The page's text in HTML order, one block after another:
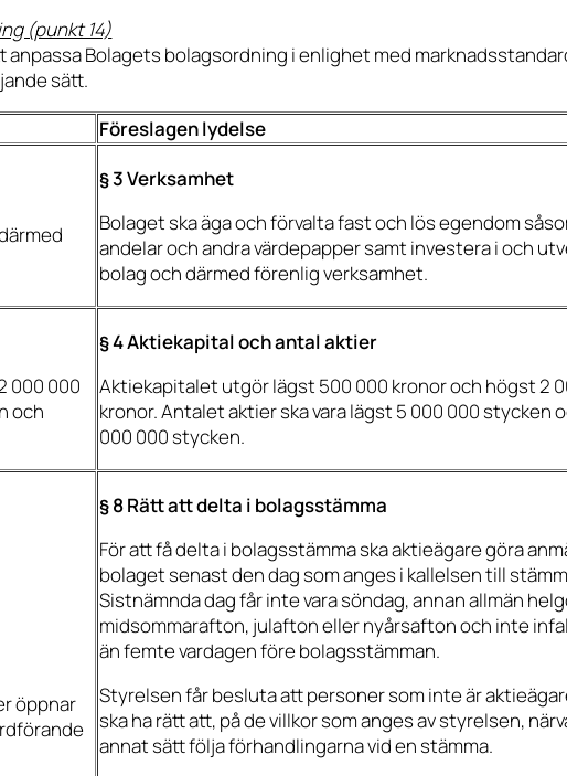
(punkt 14)
Bolagets bolagsordning i enlighet med
sätt.
Föreslagen lydelse
§ 3 Verksamhet
Bolaget ska äga och förvalta fast och lös egendom
andelar och andra värdepapper samt investera i och
bolag och därmed förenlig verksamhet.
000 000
och
§ 4 Aktiekapital och antal aktier
Aktiekapitalet utgör lägst 500 000 kronor och högst 2
kronor. Antalet aktier ska vara lägst 5 000 000 stycken
000 000 stycken.
öppnar
§ 8 Rätt att delta i bolagsstämma
För att få delta i bolagsstämma ska aktieägare göra
bolaget senast den dag som anges i kallelsen till
Sistnämnda dag får inte vara söndag, annan allmän
midsommarafton, julafton eller nyårsafton och inte
än femte vardagen före bolagsstämman.
Styrelsen får besluta att personer som inte är
ska ha rätt att, på de villkor som anges av styrelsen,
annat sätt följa förhandlingarna vid en stämma.